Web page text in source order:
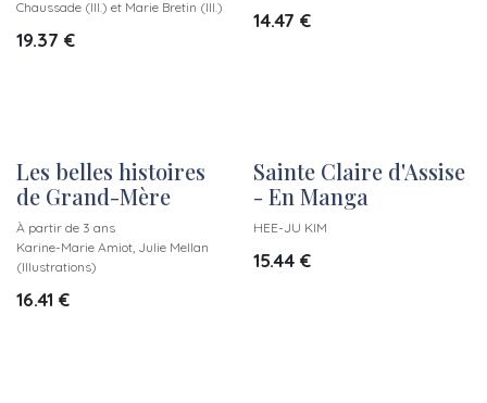
Chaussade (Ill.) et Marie Bretin (Ill.)
19.37 €
14.47 €
Les belles histoires
de Grand-Mère
À partir de 3 ans
Karine-Marie Amiot, Julie Mellan
(Illustrations)
16.41 €
Sainte Claire d'Assise
- En Manga
HEE-JU KIM
15.44€